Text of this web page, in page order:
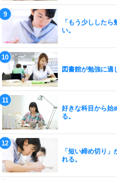
「もう少しした
い。
図書館が勉強に適
好きな科目から始
る。
「短い締め切り
れる。